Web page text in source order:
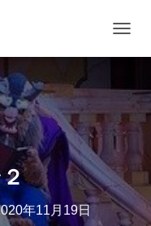
ビ
ー
シ
ン
を
り
替
え
年11月19日